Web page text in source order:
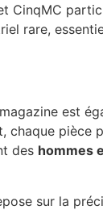
CinqMC
rare,
est
chaque pièce
des hommes
sur la